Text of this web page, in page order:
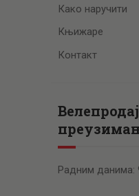
Како наручити
Књижаре
Контакт
Радним данима: